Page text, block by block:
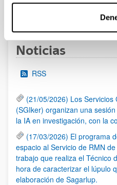
PáginasPágina
Noticias
RSS
(21/05/2026) Los
(SGIker) organizan una
la IA en investigación, con la
(17/03/2026) El programa
espacio al Servicio de RMN
trabajo que realiza el Técnico
hora de caracterizar el lúpulo
elaboración de Sagarlup.